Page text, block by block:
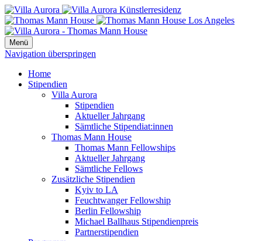
Menü
Navigation überspringen
Home
Stipendien
Villa Aurora
Stipendien
Aktueller Jahrgang
Sämtliche Stipendiat:innen
Thomas Mann House
Thomas Mann Fellowships
Aktueller Jahrgang
Sämtliche Fellows
Zusätzliche Stipendien
Kyiv to LA
Feuchtwanger Fellowship
Berlin Fellowship
Michael Ballhaus Stipendienpreis
Partnerstipendien